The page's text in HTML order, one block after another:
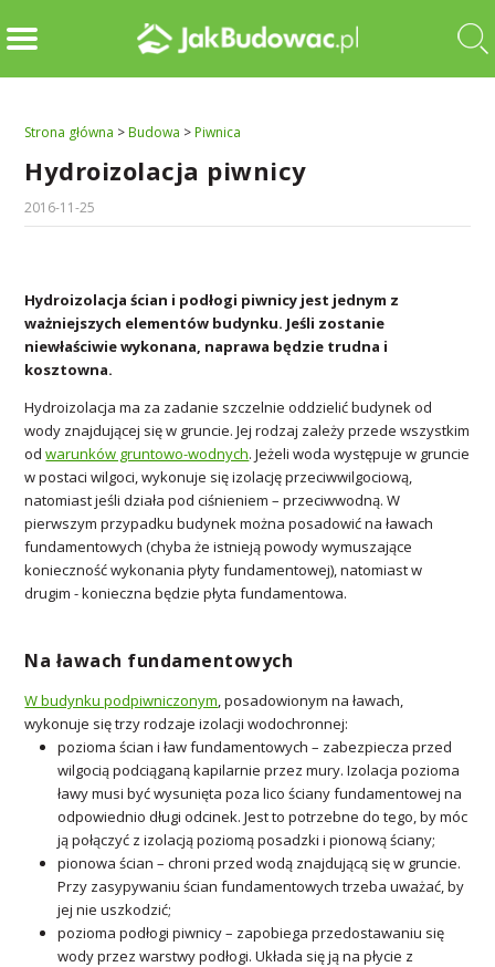
Strona główna >Budowa >Piwnica
Hydroizolacja piwnicy
2016-11-25
Hydroizolacja ścian i podłogi piwnicy jest jednym z
ważniejszych elementów budynku. Jeśli zostanie
niewłaściwie wykonana, naprawa będzie trudna i
kosztowna.
Hydroizolacja ma za zadanie szczelnie oddzielić budynek od
wody znajdującej się w gruncie. Jej rodzaj zależy przede wszystkim
odwarunków gruntowo-wodnych. Jeżeli woda występuje w gruncie
w postaci wilgoci, wykonuje się izolację przeciwwilgociową,
natomiast jeśli działa pod ciśnieniem – przeciwwodną. W
pierwszym przypadku budynek można posadowić na ławach
fundamentowych (chyba że istnieją powody wymuszające
konieczność wykonania płyty fundamentowej), natomiast w
drugim - konieczna będzie płyta fundamentowa.
Na ławach fundamentowych
W budynku podpiwniczonym, posadowionym na ławach,
wykonuje się trzy rodzaje izolacji wodochronnej:
pozioma ścian i ław fundamentowych – zabezpiecza przed
wilgocią podciąganą kapilarnie przez mury. Izolacja pozioma
ławy musi być wysunięta poza lico ściany fundamentowej na
odpowiednio długi odcinek. Jest to potrzebne do tego, by móc
ją połączyć z izolacją poziomą posadzki i pionową ściany;
pionowa ścian – chroni przed wodą znajdującą się w gruncie.
Przy zasypywaniu ścian fundamentowych trzeba uważać, by
jej nie uszkodzić;
pozioma podłogi piwnicy – zapobiega przedostawaniu się
wody przez warstwy podłogi. Układa się ją na płycie z